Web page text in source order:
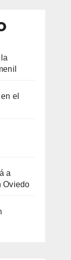
el
a
Oviedo